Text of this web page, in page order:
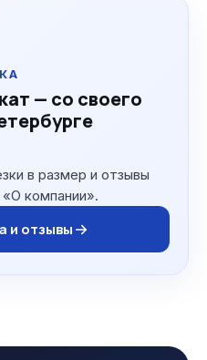
— со своего
в размер и отзывы
компании».
и отзывы